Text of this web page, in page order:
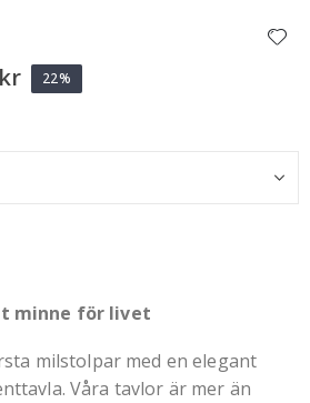
22%
minne för livet
milstolpar med en elegant
Våra tavlor är mer än